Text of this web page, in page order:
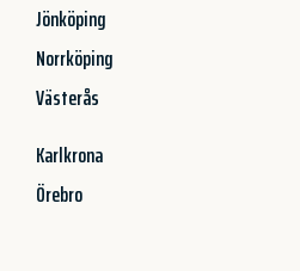
Jönköping
Norrköping
Västerås
Karlkrona
Örebro